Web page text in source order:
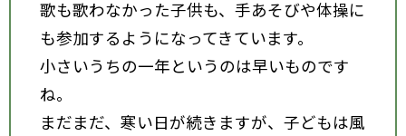
歌も歌わなかった子供も、手あそびや体操に
も参加するようになってきています。
小さいうちの一年というのは早いものです
ね。
まだまだ、寒い日が続きますが、子どもは風